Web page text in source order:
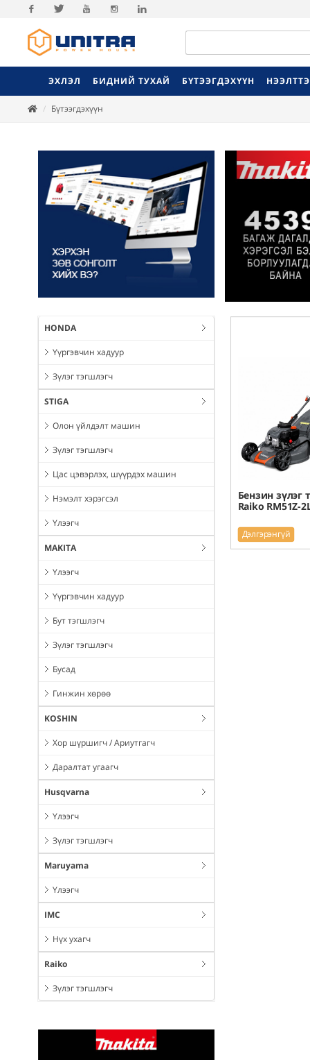
Facebook
ЭХЛЭЛ БИДНИЙ ТУХАЙ БҮТЭЭГДЭХҮҮН
Бүтээгдэхүүн
HONDA
Үүргэвчин хадуур
Зүлэг тэгшлэгч
STIGA
Олон үйлдэлт машин
Зүлэг тэгшлэгч
Цас цэвэрлэх, шүүрдэх машин
Нэмэлт хэрэгсэл
Үлээгч
MAKITA
Үлээгч
Үүргэвчин хадуур
Бут тэгшлэгч
Зүлэг тэгшлэгч
Бусад
Гинжин хөрөө
KOSHIN
Хор шүршигч / Ариутгагч
Даралтат угаагч
Husqvarna
Үлээгч
Зүлэг тэгшлэгч
Maruyama
Үлээгч
IMC
Нүх ухагч
Raiko
Зүлэг тэгшлэгч
Бензин зүлэг
Raiko RM51Z-
Дэлгэрэнгүй